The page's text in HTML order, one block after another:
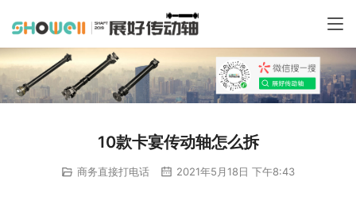
10款卡宴传动轴怎么拆
商务直接打电话 2021年5月18日 下午8:43